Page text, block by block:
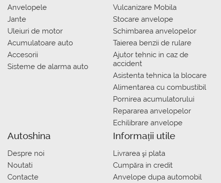
Anvelopele
Jante
Uleiuri de motor
Acumulatoare auto
Accesorii
Sisteme de alarma auto
Vulcanizare Mobila
Stocare anvelope
Schimbarea anvelopelor
Taierea benzii de rulare
Ajutor tehnic in caz de
accident
Asistenta tehnica la blocare
Alimentarea cu combustibil
Pornirea acumulatorului
Repararea anvelopelor
Echilibrare anvelope
Autoshina
Despre noi
Noutati
Contacte
Informații utile
Livrarea şi plata
Сumpăra in credit
Anvelope dupa automobil